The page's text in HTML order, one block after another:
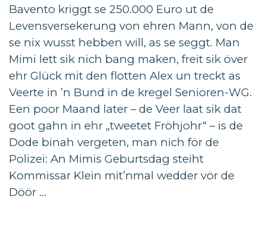
Bavento kriggt se 250.000 Euro ut de
Levensversekerung von ehren Mann, von de
se nix wusst hebben will, as se seggt. Man
Mimi lett sik nich bang maken, freit sik över
ehr Glück mit den flotten Alex un treckt as
Veerte in ’n Bund in de kregel Senioren-WG.
Een poor Maand later – de Veer laat sik dat
goot gahn in ehr „tweetet Fröhjohr“ – is de
Dode binah vergeten, man nich för de
Polizei: An Mimis Geburtsdag steiht
Kommissar Klein mit’nmal wedder vör de
Döör ...